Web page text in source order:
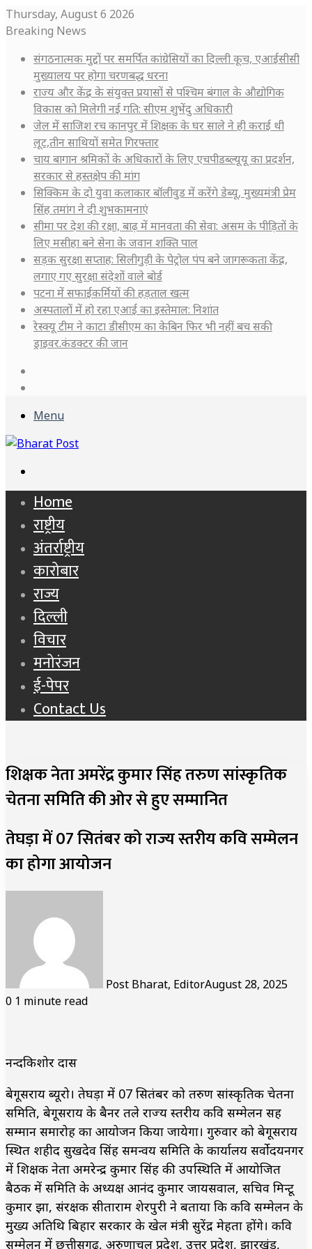
Thursday, August 6 2026
Breaking News
संगठनात्मक मुद्दों पर समर्पित कांग्रेसियों का दिल्ली कूच, एआईसीसी
मुख्यालय पर होगा चरणबद्ध धरना
राज्य और केंद्र के संयुक्त प्रयासों से पश्चिम बंगाल के औद्योगिक
विकास को मिलेगी नई गति: सीएम शुभेंदु अधिकारी
जेल में साजिश रच कानपुर में शिक्षक के घर साले ने ही कराई थी
लूट,तीन साथियों समेत गिरफ्तार
चाय बागान श्रमिकों के अधिकारों के लिए एचपीडब्ल्यूयू का प्रदर्शन,
सरकार से हस्तक्षेप की मांग
सिक्किम के दो युवा कलाकार बॉलीवुड में करेंगे डेब्यू, मुख्यमंत्री प्रेम
सिंह तमांग ने दी शुभकामनाएं
सीमा पर देश की रक्षा, बाढ़ में मानवता की सेवा: असम के पीड़ितों के
लिए मसीहा बने सेना के जवान शक्ति पाल
सड़क सुरक्षा सप्ताह: सिलीगुड़ी के पेट्रोल पंप बने जागरूकता केंद्र,
लगाए गए सुरक्षा संदेशों वाले बोर्ड
पटना में सफाईकर्मियों की हड़ताल खत्म
अस्पतालों में हो रहा एआई का इस्तेमाल: निशांत
रेस्क्यू टीम ने काटा डीसीएम का केबिन फिर भी नहीं बच सकी
ड्राइवर.कंडक्टर की जान
Menu
for
Home
राष्ट्रीय
अंतर्राष्ट्रीय
कारोबार
राज्य
दिल्ली
विचार
मनोरंजन
ई-पेपर
Contact Us
शिक्षक नेता अमरेंद्र कुमार सिंह तरुण सांस्कृतिक
चेतना समिति की ओर से हुए सम्मानित
तेघड़ा में 07 सितंबर को राज्य स्तरीय कवि सम्मेलन
का होगा आयोजन
Post Bharat, EditorAugust 28, 2025
0 1 minute read
नन्दकिशोर दास
बेगूसराय ब्यूरो। तेघड़ा में 07 सितंबर को तरुण सांस्कृतिक चेतना
समिति, बेगूसराय के बैनर तले राज्य स्तरीय कवि सम्मेलन सह
सम्मान समारोह का आयोजन किया जायेगा। गुरुवार को बेगूसराय
स्थित शहीद सुखदेव सिंह समन्वय समिति के कार्यालय सर्वोदयनगर
में शिक्षक नेता अमरेन्द्र कुमार सिंह की उपस्थिति में आयोजित
बैठक में समिति के अध्यक्ष आनंद कुमार जायसवाल, सचिव मिन्टू
कुमार झा, संरक्षक सीताराम शेरपुरी ने बताया कि कवि सम्मेलन के
मुख्य अतिथि बिहार सरकार के खेल मंत्री सुरेंद्र मेहता होंगे। कवि
सम्मेलन में छत्तीसगढ़, अरुणाचल प्रदेश, उत्तर प्रदेश, झारखंड,